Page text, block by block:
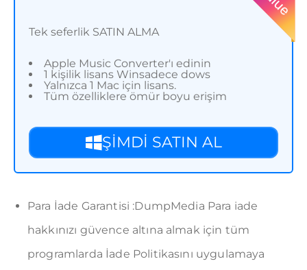
Tek seferlik SATIN ALMA
Apple Music Converter'ı edinin
1 kişilik lisans Winsadece dows
Yalnızca 1 Mac için lisans.
Tüm özelliklere ömür boyu erişim
ŞİMDİ SATIN AL
Para İade Garantisi :DumpMedia Para iade
hakkınızı güvence altına almak için tüm
programlarda İade Politikasını uygulamaya